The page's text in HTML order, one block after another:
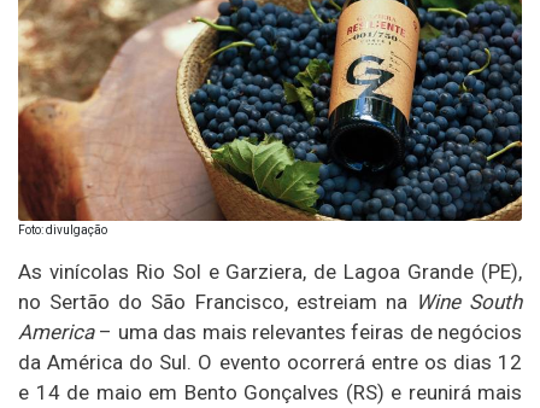
Foto: divulgação
As vinícolas Rio Sol e Garziera, de Lagoa Grande (PE),
no Sertão do São Francisco, estreiam na Wine South
America– uma das mais relevantes feiras de negócios
da América do Sul. O evento ocorrerá entre os dias 12
e 14 de maio em Bento Gonçalves (RS) e reunirá mais